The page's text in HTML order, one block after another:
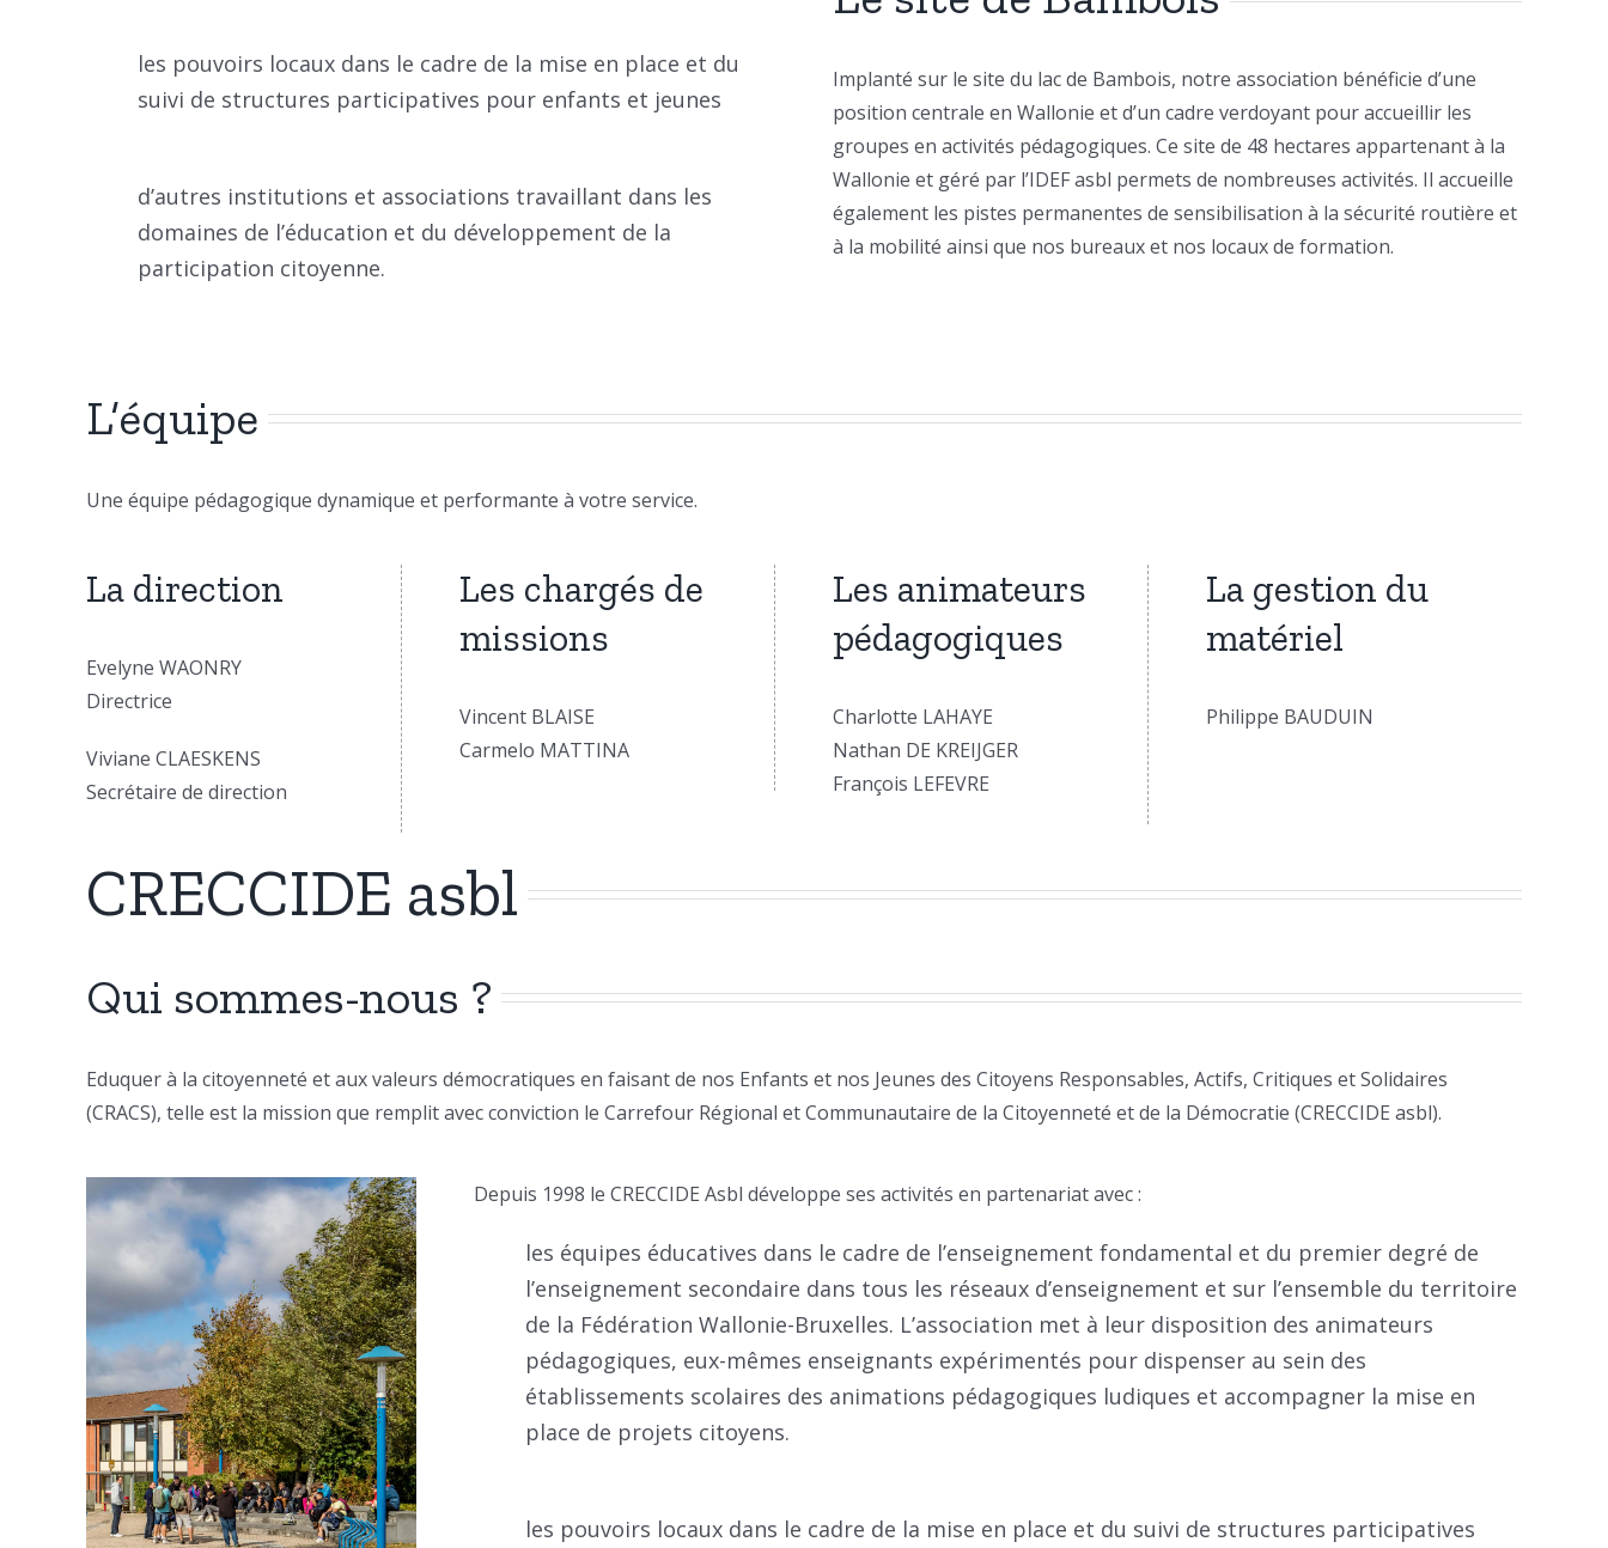
les pouvoirs locaux dans le cadre de la mise en place et du
suivi de structures participatives pour enfants et jeunes
d’autres institutions et associations travaillant dans les
domaines de l’éducation et du développement de la
participation citoyenne.
Implanté sur le site du lac de Bambois, notre association bénéficie d’une
position centrale en Wallonie et d’un cadre verdoyant pour accueillir les
groupes en activités pédagogiques. Ce site de 48 hectares appartenant à la
Wallonie et géré par l’IDEF asbl permets de nombreuses activités. Il accueille
également les pistes permanentes de sensibilisation à la sécurité routière et
à la mobilité ainsi que nos bureaux et nos locaux de formation.
L’équipe
Une équipe pédagogique dynamique et performante à votre service.
La direction
Evelyne WAONRY
Directrice
Viviane CLAESKENS
Secrétaire de direction
Les chargés de
missions
Vincent BLAISE
Carmelo MATTINA
Les animateurs
pédagogiques
Charlotte LAHAYE
Nathan DE KREIJGER
François LEFEVRE
La gestion du
matériel
Philippe BAUDUIN
CRECCIDE asbl
Qui sommes-nous ?
Eduquer à la citoyenneté et aux valeurs démocratiques en faisant de nos Enfants et nos Jeunes des Citoyens Responsables, Actifs, Critiques et Solidaires
(CRACS), telle est la mission que remplit avec conviction le Carrefour Régional et Communautaire de la Citoyenneté et de la Démocratie (CRECCIDE asbl).
Depuis 1998 le CRECCIDE Asbl développe ses activités en partenariat avec :
les équipes éducatives dans le cadre de l’enseignement fondamental et du premier degré de
l’enseignement secondaire dans tous les réseaux d’enseignement et sur l’ensemble du territoire
de la Fédération Wallonie-Bruxelles. L’association met à leur disposition des animateurs
pédagogiques, eux-mêmes enseignants expérimentés pour dispenser au sein des
établissements scolaires des animations pédagogiques ludiques et accompagner la mise en
place de projets citoyens.
les pouvoirs locaux dans le cadre de la mise en place et du suivi de structures participatives